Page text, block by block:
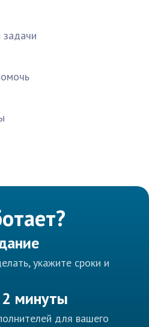
укажите сроки и
минуты
для вашего